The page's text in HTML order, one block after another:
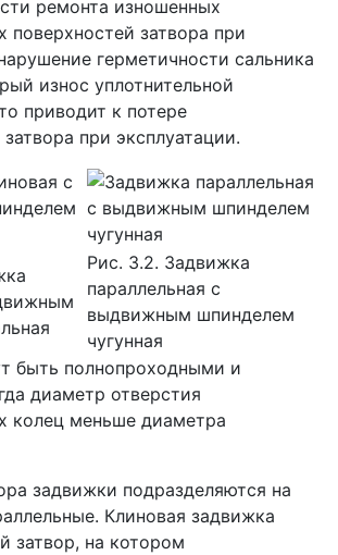
ремонта изношенных
поверхностей затвора при
герметичности сальника
износ уплотнительной
приводит к потере
при эксплуатации.
Рис. 3.2. Задвижка
параллельная с
выдвижным шпинделем
чугунная
быть полнопроходными и
диаметр отверстия
колец меньше диаметра
задвижки подразделяются на
Клиновая задвижка
затвор, на котором